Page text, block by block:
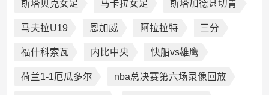
斯塔贝克女足 马卡拉女足 斯塔加德甚切青
马夫拉U19 恩加威 阿拉拉特 三分
福什科索瓦 内比中央 快船vs雄鹰
荷兰1-1厄瓜多尔 nba总决赛第六场录像回放